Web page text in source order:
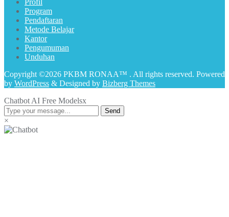
Program
Pendaftaran
Metode Belajar
Kantor
Pengumuman
Unduhan
Copyright ©2026 PKBM RONAA™ . All rights reserved. Powered
by WordPress & Designed by Bizberg Themes
Chatbot AI Free Modelsx
Send
×